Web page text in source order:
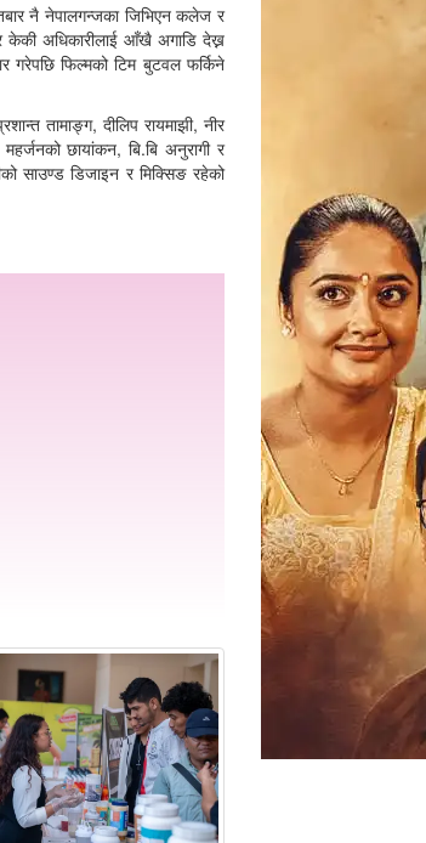
नै नेपालगन्जका जिभिएन कलेज र
केकी अधिकारीलाई आँखै अगाडि देख्न
गरेपछि फिल्मको टिम बुटवल फर्किने
तामाङ्ग, दीलिप रायमाझी, नीर
छायांकन, बि.बि अनुरागी र
साउण्ड डिजाइन र मिक्सिङ रहेको